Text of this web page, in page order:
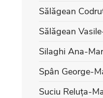
Sălăgean
Sălăgean
Silaghi Ana-
Spân George-
Suciu Reluța-